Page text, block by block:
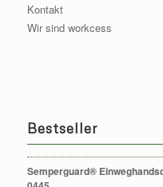
Kontakt
Wir sind workcess
Bestseller
Semperguard®